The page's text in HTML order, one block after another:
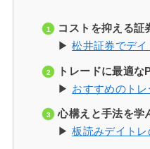
コストを抑える証
▶松井証券でデ
トレードに最適
▶ おすすめのト
心構えと手法を学
▶板読みデイト